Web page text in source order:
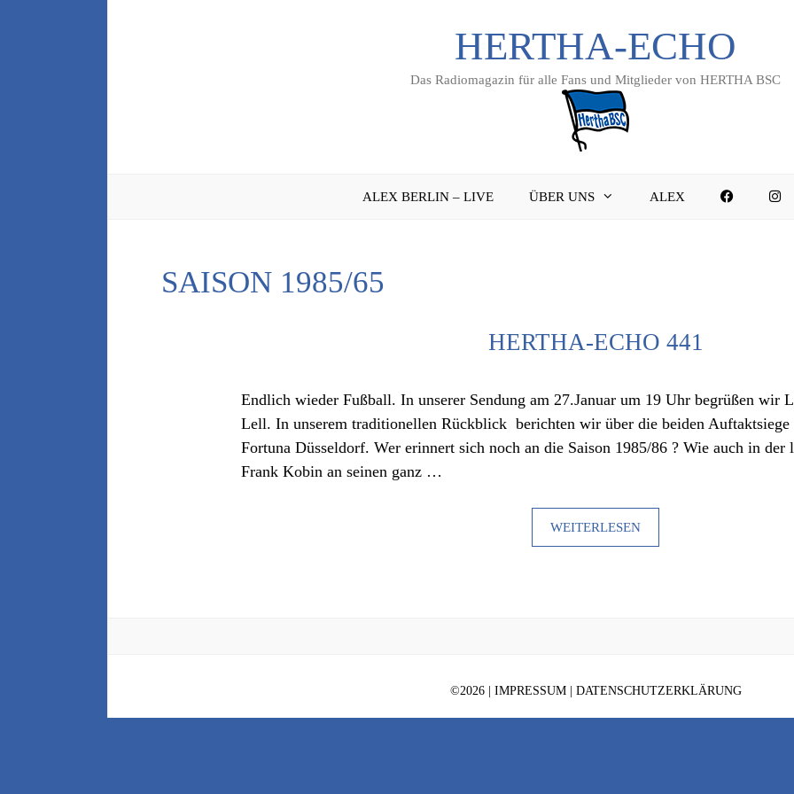
HERTHA-ECHO
Das Radiomagazin für alle Fans und Mitglieder von HERTHA BSC
ALEX BERLIN – LIVE ÜBER UNS ALEX
SAISON 1985/65
HERTHA-ECHO 441
Endlich wieder Fußball. In unserer Sendung am 27.Januar um 19 Uhr begrüßen wir
Lell. In unserem traditionellen Rückblick berichten wir über die beiden Auftaktsiege
Fortuna Düsseldorf. Wer erinnert sich noch an die Saison 1985/86 ? Wie auch in der
Frank Kobin an seinen ganz …
WEITERLESEN
©2026 | IMPRESSUM| DATENSCHUTZERKLÄRUNG